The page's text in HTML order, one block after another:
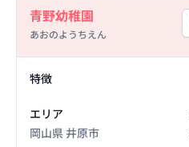
青野幼稚園
あおのようちえん
特徴
エリア
岡山県 井原市